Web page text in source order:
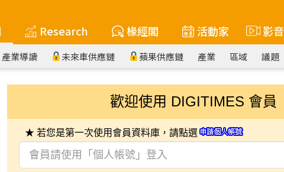
Research 椽經閣 活動家 影音
產業導讀 未來車供應鏈 蘋果供應鏈 產業 區域 議題
歡迎使用 DIGITIMES 會員
★ 若您是第一次使用會員資料庫，請點選